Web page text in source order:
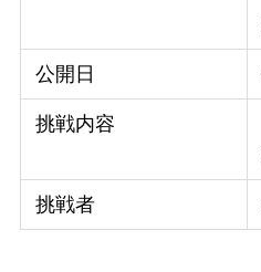
公開日
挑戦内容
挑戦者